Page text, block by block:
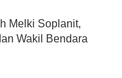
Melki Soplanit,
Wakil Bendara